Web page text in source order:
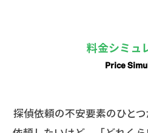
料金シミュ
Price
探偵依頼の不安要素のひと